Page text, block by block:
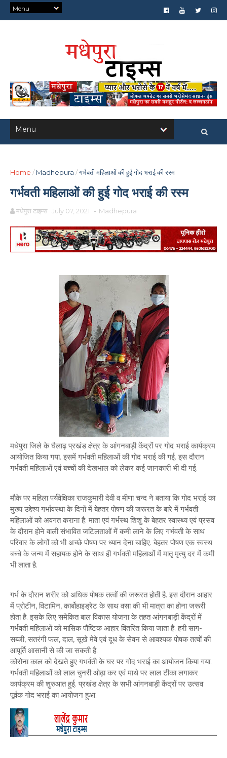
Home / Madhepura /गर्भवती महिलाओं की हुई गोद भराई की रस्म
गर्भवती महिलाओं की हुई गोद भराई की रस्म
मधेपुरा टाइम्स July 07, 2021 - Madhepura
मधेपुरा जिले के घैलाढ़ प्रखंड क्षेत्र के आंगनबाड़ी केंद्रों पर गोद भराई कार्यक्रम
आयोजित किया गया. इसमें गर्भवती महिलाओं की गोद भराई की गई. इस दौरान
गर्भवती महिलाओं एवं बच्चों की देखभाल को लेकर कई जानकारी भी दी गई.
मौके पर महिला पर्यवेक्षिका राजकुमारी देवी व मीणा चन्द ने बताया कि गोद भराई का
मुख्य उद्देश्य गर्भावस्था के दिनों में बेहतर पोषण की जरूरत के बारे में गर्भवती
महिलाओं को अवगत कराना है. माता एवं गर्भस्थ शिशु के बेहतर स्वास्थ्य एवं प्रसव
के दौरान होने वाली संभावित जटिलताओं में कमी लाने के लिए गर्भवती के साथ
परिवार के लोगों को भी अच्छे पोषण पर ध्यान देना चाहिए. बेहतर पोषण एक स्वस्थ
बच्चे के जन्म में सहायक होने के साथ ही गर्भवती महिलाओं में मातृ मृत्यु दर में कमी
भी लाता है.
गर्भ के दौरान शरीर को अधिक पोषक तत्वों की जरूरत होती है. इस दौरान आहार
में प्रोटीन, विटामिन, कार्बोहाइड्रेट के साथ वसा की भी मात्रा का होना जरूरी
होता है. इसके लिए समेकित बाल विकास योजना के तहत आंगनबाड़ी केंद्रों में
गर्भवती महिलाओं को मासिक पौष्टिक आहार वितरित किया जाता है. हरी साग-
सब्जी, सतरंगी फल, दाल, सूखे मेवे एवं दूध के सेवन से आवश्यक पोषक तत्वों की
आपूर्ति आसानी से की जा सकती है.
कोरोना काल को देखते हुए गभर्वती के घर पर गोद भराई का आयोजन किया गया.
गर्भवती महिलाओं को लाल चुनरी ओढ़ा कर एवं माथे पर लाल टीका लगाकर
कार्यक्रम की शुरुआत हुई. प्रखंड क्षेत्र के सभी आंगनबाड़ी केंद्रों पर उत्सव
पूर्वक गोद भराई का आयोजन हुआ.